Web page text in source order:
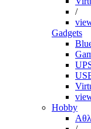
/
Gadgets
Hobby